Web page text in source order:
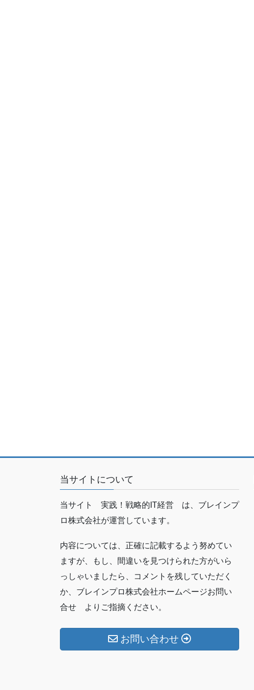
当サイトについて
当サイト 実践！戦略的IT経営 は、ブレインプ
ロ株式会社が運営しています。
内容については、正確に記載するよう努めてい
ますが、もし、間違いを見つけられた方がいら
っしゃいましたら、コメントを残していただく
か、ブレインプロ株式会社ホームページお問い
合せ よりご指摘ください。
お問い合わせ